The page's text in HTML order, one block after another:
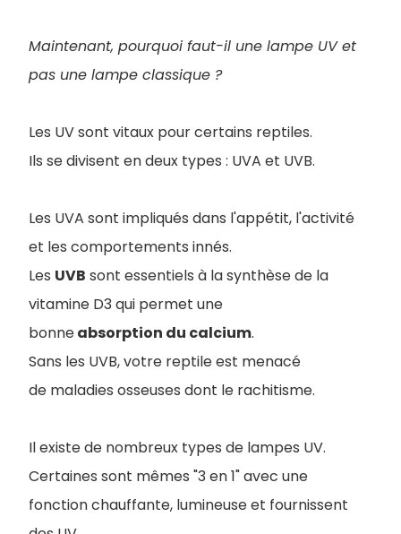
Maintenant, pourquoi faut-il une lampe UV et
pas une lampe classique ?
Les UV sont vitaux pour certains reptiles.
Ils se divisent en deux types : UVA et UVB.
Les UVA sont impliqués dans l'appétit, l'activité
et les comportements innés.
Les UVB sont essentiels à la synthèse de la
vitamine D3 qui permet une
bonneabsorption du calcium.
Sans les UVB, votre reptile est menacé
de maladies osseuses dont le rachitisme.
Il existe de nombreux types de lampes UV.
Certaines sont mêmes "3 en 1" avec une
fonction chauffante, lumineuse et fournissent